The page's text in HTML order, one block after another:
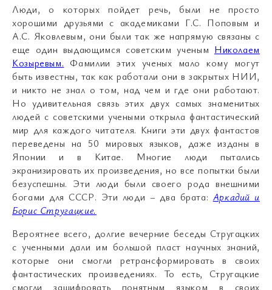
Люди, о которых пойдет речь, были не просто
хорошими друзьями с академиками Г.С. Поповым и
А.С. Яковлевым, они были так же напрямую связаны с
еще один выдающимся советским ученым Николаем
Козыревым. Фамилии этих ученых мало кому могут
быть известны, так как работали они в закрытых НИИ,
и никто не знал о том, над чем и где они работают.
Но удивительная связь этих двух самых знаменитых
людей с советскими учеными открыла фантастический
мир для каждого читателя. Книги эти двух фантастов
переведены на 50 мировых языков, даже изданы в
Японии и в Китае. Многие люди пытались
экранизировать их произведения, но все попытки были
безуспешны. Эти люди были своего рода внешними
богами для СССР. Эти люди – два брата: Аркадий и
Борис Стругацкие.
Вероятнее всего, долгие вечерние беседы Стругацких
с ученными дали им большой пласт научных знаний,
которые они смогли ретрансформировать в своих
фантастических произведениях. То есть, Стругацкие
смогли зашифровать понятным языком в своих